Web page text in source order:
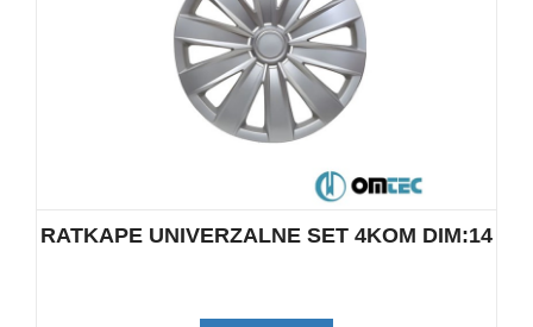
RATKAPE UNIVERZALNE SET 4KOM DIM:14